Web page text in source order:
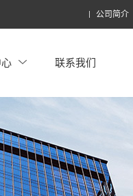
公司简介
联系我们